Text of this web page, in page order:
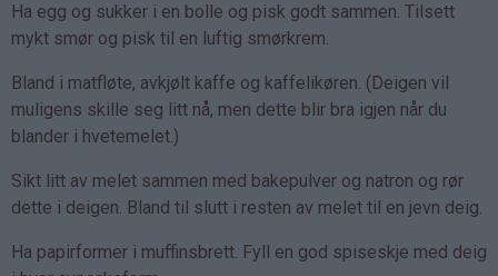
Ha egg og sukker i en bolle og pisk godt sammen. Tilsett
mykt smør og pisk til en luftig smørkrem.
Bland i matfløte, avkjølt kaffe og kaffelikøren. (Deigen vil
muligens skille seg litt nå, men dette blir bra igjen når du
blander i hvetemelet.)
Sikt litt av melet sammen med bakepulver og natron og rør
dette i deigen. Bland til slutt i resten av melet til en jevn deig.
Ha papirformer i muffinsbrett. Fyll en god spiseskje med deig